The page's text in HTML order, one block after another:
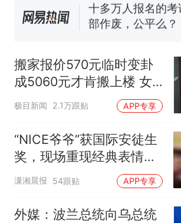
空调24小时开着
电力部门回应
试前13名均遭淘
已叫停招聘，成
核查
“不建议大家买深
搜，网友：天塌了
那个在床头放
人生
搬家报价570元临时变卦
成5060元才肯搬上楼 女
子傻眼
极目新闻 2.1万跟贴 APP专享
“NICE爷爷”获国际安徒生
奖，现场重现经典表情
包，向中国粉丝问好
潇湘晨报 54跟贴 APP专享
外媒：波兰总统向乌总统